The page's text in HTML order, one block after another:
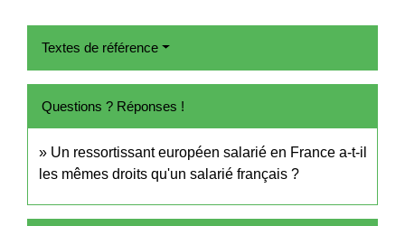
Textes de référence
Questions ? Réponses !
Un ressortissant européen salarié en France a-t-il
les mêmes droits qu'un salarié français ?